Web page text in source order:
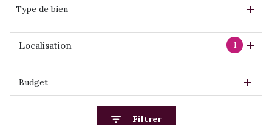
Type de bien
1
Localisation
Budget
Filtrer